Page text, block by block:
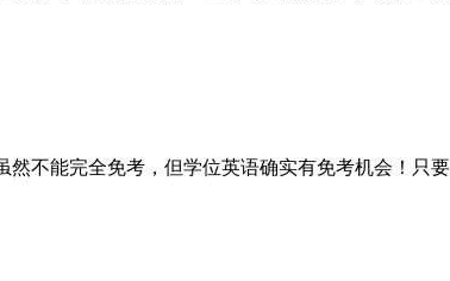
不能完全免考，但学位英语确实有免考机会！只